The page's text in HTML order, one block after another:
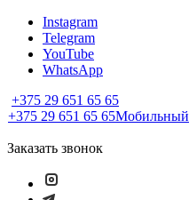
Instagram
Telegram
YouTube
WhatsApp
+375 29 651 65 65
+375 29 651 65 65Мобильный
Заказать звонок